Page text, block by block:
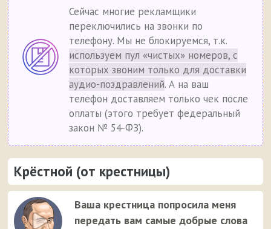
Сейчас многие рекламщики
переключились на звонки по
телефону. Мы не блокируемся, т.к.
используем пул «чистых» номеров, с
которых звоним только для доставки
аудио-поздравлений. А на ваш
телефон доставляем только чек после
оплаты (этого требует федеральный
закон № 54-ФЗ).
Крёстной (от крестницы)
Ваша крестница попросила меня
передать вам самые добрые слова